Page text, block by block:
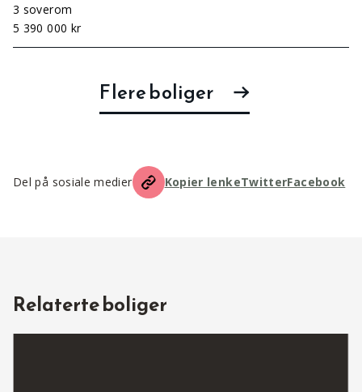
3 soverom
5 390 000 kr
Flere boliger
Del på sosiale medier Kopier lenkeTwitterFacebook
Relaterte boliger